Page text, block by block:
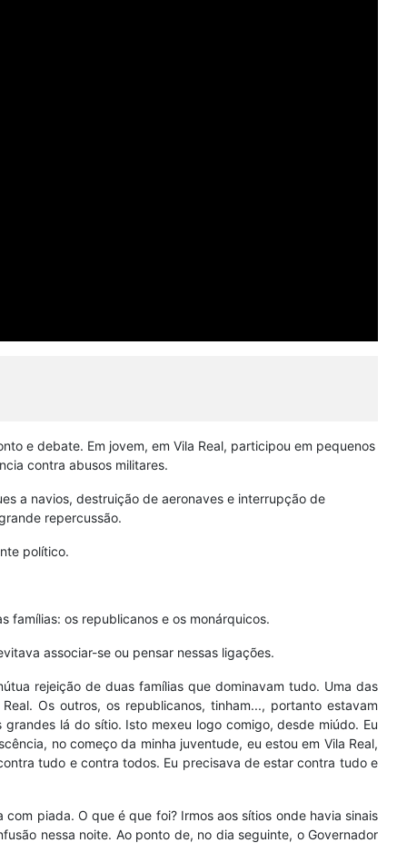
e debate. Em jovem, em Vila Real, participou em pequenos
contra abusos militares.
a navios, destruição de aeronaves e interrupção de
repercussão.
político.
famílias: os republicanos e os monárquicos.
associar-se ou pensar nessas ligações.
rejeição de duas famílias que dominavam tudo. Uma das
Os outros, os republicanos, tinham..., portanto estavam
lá do sítio. Isto mexeu logo comigo, desde miúdo. Eu
no começo da minha juventude, eu estou em Vila Real,
tudo e contra todos. Eu precisava de estar contra tudo e
piada. O que é que foi? Irmos aos sítios onde havia sinais
nessa noite. Ao ponto de, no dia seguinte, o Governador